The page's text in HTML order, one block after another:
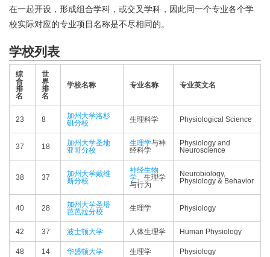
在一起开设，形成组合学科，或交叉学科，因此同一个专业各个学
校实际对应的专业项目名称是不尽相同的。
学校列表
综
合
排
名
世
界
排
名
学校名称 专业名称 专业英文名
23 8
加州大学洛杉
矶分校
生理科学 Physiological Science
37 18
加州大学圣地
亚哥分校
生理学与神
经科学
Physiology and
Neuroscience
38 37
加州大学戴维
斯分校
神经生物
学、生理学
与行为
Neurobiology,
Physiology & Behavior
40 28
加州大学圣塔
芭芭拉分校
生理学 Physiology
42 37 波士顿大学 人体生理学 Human Physiology
48 14 华盛顿大学 生理学 Physiology